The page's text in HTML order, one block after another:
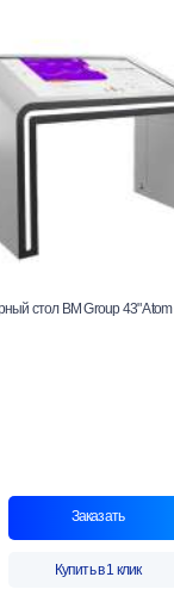
стол BM Group 43" Atom
Заказать
Купить в 1 клик